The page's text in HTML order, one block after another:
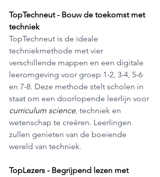
TopTechneut - Bouw de toekomst met
techniek
TopTechneut is de ideale
techniekmethode met vier
verschillende mappen en een digitale
leeromgeving voor groep 1-2, 3-4, 5-6
en 7-8. Deze methode stelt scholen in
staat om een doorlopende leerlijn voor
curriculum science, techniek en
wetenschap te creëren. Leerlingen
zullen genieten van de boeiende
wereld van techniek.
TopLezers - Begrijpend lezen met